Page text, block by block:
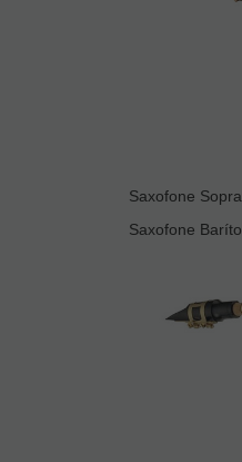
Saxofone
Saxofone